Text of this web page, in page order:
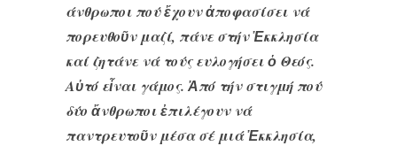
άνθρωποι πού ἔχουν ἀποφασίσει νά
πορευθοῦν μαζί, πάνε στήν Ἐκκλησία
καί ζητάνε νά τούς ευλογήσει ὁ Θεός.
Αὐτό εἶναι γάμος. Ἀπό τήν στιγμή πού
δύο ἄνθρωποι ἐπιλέγουν νά
παντρευτοῦν μέσα σέ μιά Ἐκκλησία,